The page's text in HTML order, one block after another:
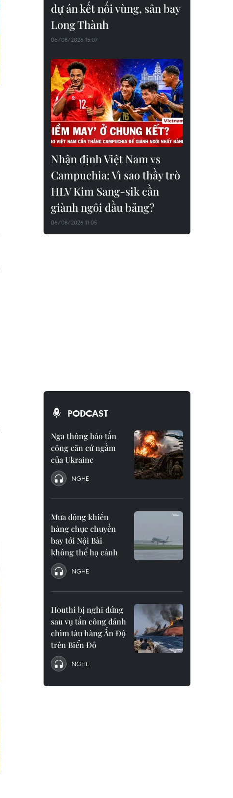
dự án kết nối vùng, sân bay
Long Thành
06/08/2026 15:07
Nhận định Việt Nam vs
Campuchia: Vì sao thầy trò
HLV Kim Sang-sik cần
giành ngôi đầu bảng?
06/08/2026 11:05
PODCAST
Nga thông báo tấn
công căn cứ ngầm
của Ukraine
NGHE
Mưa dông khiến
hàng chục chuyến
bay tới Nội Bài
không thể hạ cánh
NGHE
Houthi bị nghi đứng
sau vụ tấn công đánh
chìm tàu hàng Ấn Độ
trên Biển Đỏ
NGHE